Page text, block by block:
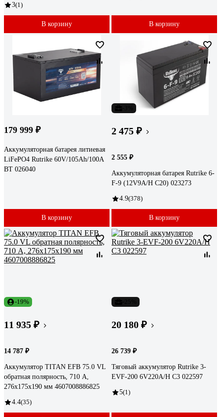
3(1)
В корзину В корзину
179 999 ₽
Аккумуляторная батарея литиевая
LiFePO4 Rutrike 60V/105Ah/100A
BT 026040
В корзину
2 475 ₽
2 555 ₽
Аккумуляторная батарея Rutrike 6-
F-9 (12V9A/H C20) 023273
4.9(378)
В корзину
-19%
11 935 ₽
14 787 ₽
Аккумулятор TITAN EFB 75.0 VL
обратная полярность, 710 А,
276x175x190 мм 4607008886825
4.4(35)
20 180 ₽
26 739 ₽
Тяговый аккумулятор Rutrike 3-
EVF-200 6V220A/H C3 022597
5(1)